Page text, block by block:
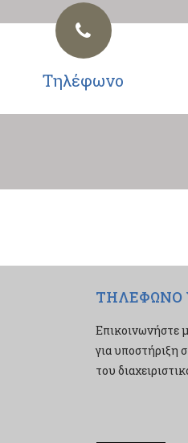
Τηλέφωνο
ΤΗΛΕΦΩΝΟ
Επικοινωνήστε
για υποστήριξη
του